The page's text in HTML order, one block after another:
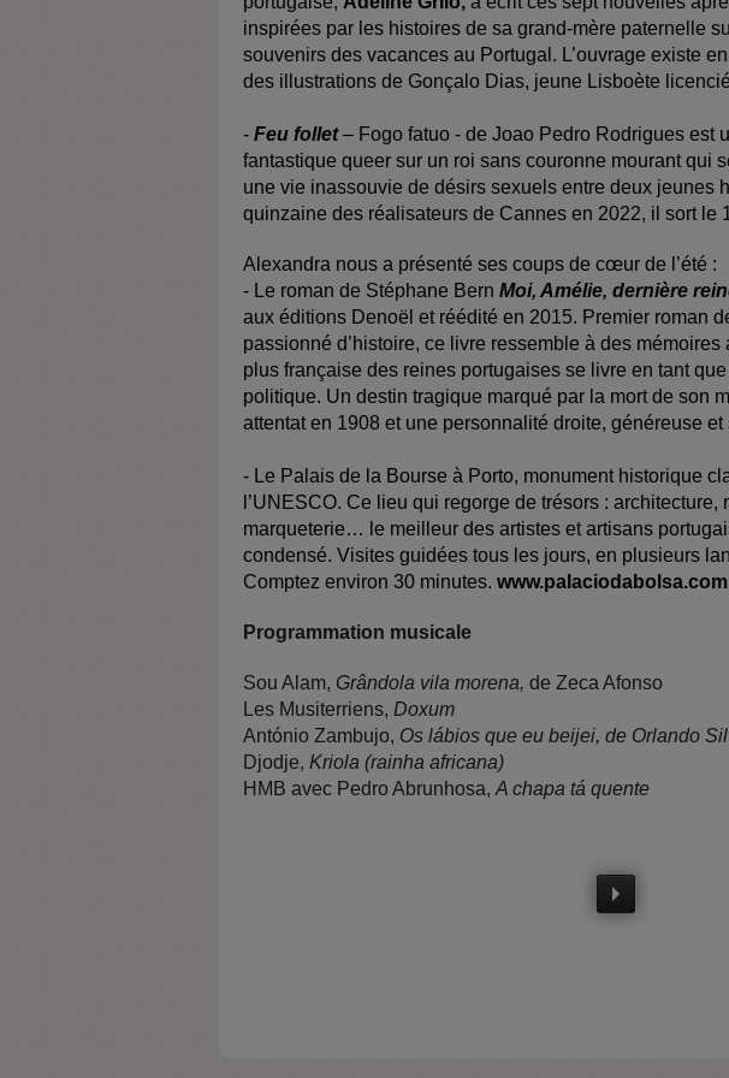
inspirées par les histoires de sa grand-mère paternelle
souvenirs des vacances au Portugal. L’ouvrage existe
des illustrations de Gonçalo Dias, jeune Lisboète
- Feu follet– Fogo fatuo - de Joao Pedro Rodrigues est
fantastique queer sur un roi sans couronne mourant qui
une vie inassouvie de désirs sexuels entre deux jeunes
quinzaine des réalisateurs de Cannes en 2022, il sort le
Alexandra nous a présenté ses coups de cœur de l’été :
- Le roman de Stéphane Bern Moi, Amélie, dernière
aux éditions Denoël et réédité en 2015. Premier roman
passionné d’histoire, ce livre ressemble à des
plus française des reines portugaises se livre en tant
politique. Un destin tragique marqué par la mort de son
attentat en 1908 et une personnalité droite, généreuse et
- Le Palais de la Bourse à Porto, monument historique
l’UNESCO. Ce lieu qui regorge de trésors : architecture,
marqueterie… le meilleur des artistes et artisans
condensé. Visites guidées tous les jours, en plusieurs
Comptez environ 30 minutes. www.palaciodabolsa.com
Programmation musicale
Sou Alam, Grândola vila morena, de Zeca Afonso
Les Musiterriens, Doxum
António Zambujo, Os lábios que eu beijei, de Orlando
Djodje, Kriola (rainha africana)
HMB avec Pedro Abrunhosa, A chapa tá quente